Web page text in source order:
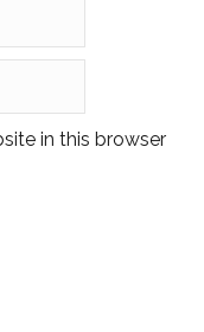
in this browser